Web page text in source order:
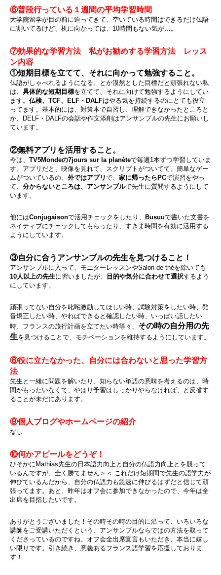
⑥普段行っている１週間の平均学習時間
大学院留学が目の前に迫ってきて、空いている時間はできるだけ仏語
に割いてるけど、机に向かっては、10時間もない気が…。
⑦効果的な学習方法 私がお勧めする学習方法 レッス
ン内容
①短期目標を立てて、それに向かって勉強すること。
仏語がしゃべれるようになる、とか漠然とした目標だと頑張れない私
は、 具体的な短期目標を立てて、それに向けて勉強するようにしてい
ます。 仏検、TCF、ELF・DALFはやる気を持続するのにとても役立
ってます。基本的には、対策本で自習し、理解できなかったところと
か、DELF・DALFの会話や作文添削はアンサンブルの先生にお願いし
ています。
②無料アプリを活用すること。
今は、 TV5Mondeの7jours sur la planèteで毎週1本ずつ学習していま
す。アプリだと、映像を見れて、スクリプトがついてて、簡単なゲー
ムがついているの、 外ではアプリで、 家に帰ったらPCで演習をやっ
て、 分からないところは、 アンサンブルで先生に質問するようにして
います。
他にはConjugaisonで活用チェックをしたり、 Busuuで書いた文書を
ネイティブにチェックしてもらったり、すきま時間を有効に活用する
ようにしています。
③自分に合うアンサンブルの先生を見つけること！
アンサンブルに入って、モニターレッスンやSalon de théを除いても
10人以上の先生に習いましたが、 目的や気分に合わせて選択するよう
にしています。
頑張ってない自分を叱咤激励してほしい時、試験対策をしたい時、発
音矯正したい時、やればできると確認したい時、いっぱい話したい
時、フランスの旅行計画を立てたい時等々、 その時の自分用の先
生を見つけることで、モチベーションを維持するようにしています。
⑧役に立たなかった、自分には合わないと思った学習方
法
先生と一緒に問題を解いたり、知らない単語の意味を考えるのは、時
間がもったいなくて、やはり予習はしっかりやらなければ、と反省す
ることが未だにあります。
⑨個人ブログやホームページの紹介
なし
⑩何かアピールをどうぞ！
ひそかにMathias先生の日本語力向上と自分の仏語力向上とを競って
いるんですが、全く勝てません＞＜ これだけ短期間で先生の語学力が
伸びているんだから、自分の仏語力も急速に伸びるはずだと信じて頑
張ってます。あと、昨年はオフ会に参加できなかったので、今年は全
出席を目指したいです。
ありがとうございました！その時その時の目的に沿って、いろいろな
講師をご受講いただくという、アンサンブルならではの方法を取って
くださっているのですね。オフ会全出席宣言もいただき、本当に嬉し
い限りです。引き続き、意義あるフランス語学習を応援しておりま
す！